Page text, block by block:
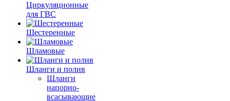
Циркуляционные
для ГВС
Шестеренные
Шламовые
Шланги и полив
Шланги
напорно-
всасывающие